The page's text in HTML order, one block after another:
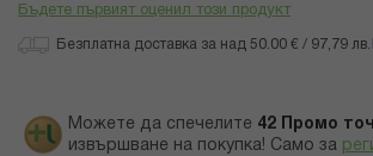
Бъдете първият оценил този продукт
Безплатна доставка за над 50.00 € / 97,79 лв.
Можете да спечелите 42 Промо
извършване на покупка! Само за